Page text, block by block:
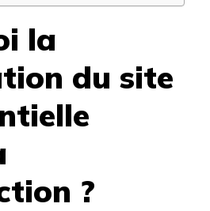
la
du site
?